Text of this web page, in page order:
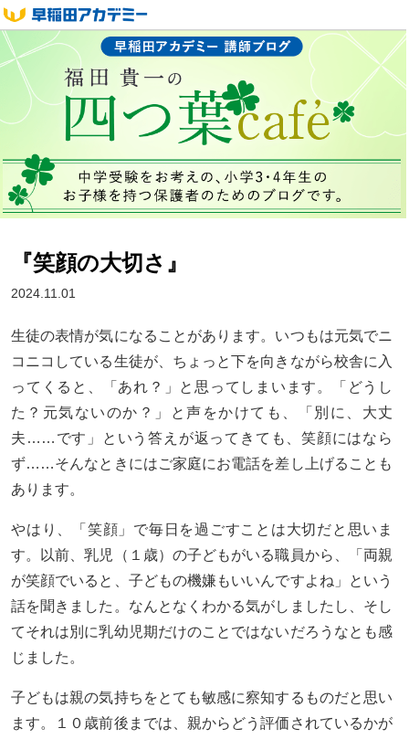
『笑顔の大切さ』
2024.11.01
生徒の表情が気になることがあります。いつもは元気でニ
コニコしている生徒が、ちょっと下を向きながら校舎に入
ってくると、「あれ？」と思ってしまいます。「どうし
た？元気ないのか？」と声をかけても、「別に、大丈
夫……です」という答えが返ってきても、笑顔にはなら
ず……そんなときにはご家庭にお電話を差し上げることも
あります。
やはり、「笑顔」で毎日を過ごすことは大切だと思いま
す。以前、乳児（１歳）の子どもがいる職員から、「両親
が笑顔でいると、子どもの機嫌もいいんですよね」という
話を聞きました。なんとなくわかる気がしましたし、そし
てそれは別に乳幼児期だけのことではないだろうなとも感
じました。
子どもは親の気持ちをとても敏感に察知するものだと思い
ます。１０歳前後までは、親からどう評価されているかが